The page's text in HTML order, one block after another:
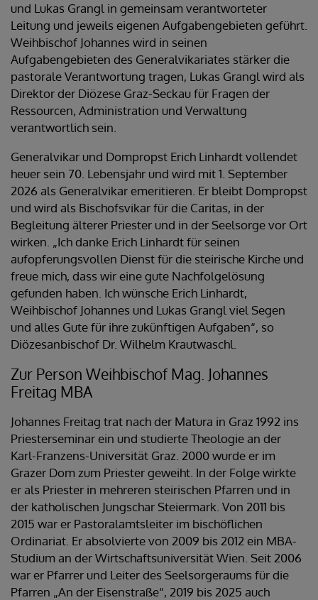
und Lukas Grangl in gemeinsam verantworteter
Leitung und jeweils eigenen Aufgabengebieten geführt.
Weihbischof Johannes wird in seinen
Aufgabengebieten des Generalvikariates stärker die
pastorale Verantwortung tragen, Lukas Grangl wird als
Direktor der Diözese Graz-Seckau für Fragen der
Ressourcen, Administration und Verwaltung
verantwortlich sein.
Generalvikar und Dompropst Erich Linhardt vollendet
heuer sein 70. Lebensjahr und wird mit 1. September
2026 als Generalvikar emeritieren. Er bleibt Dompropst
und wird als Bischofsvikar für die Caritas, in der
Begleitung älterer Priester und in der Seelsorge vor Ort
wirken. „Ich danke Erich Linhardt für seinen
aufopferungsvollen Dienst für die steirische Kirche und
freue mich, dass wir eine gute Nachfolgelösung
gefunden haben. Ich wünsche Erich Linhardt,
Weihbischof Johannes und Lukas Grangl viel Segen
und alles Gute für ihre zukünftigen Aufgaben“, so
Diözesanbischof Dr. Wilhelm Krautwaschl.
Zur Person Weihbischof Mag. Johannes
Freitag MBA
Johannes Freitag trat nach der Matura in Graz 1992 ins
Priesterseminar ein und studierte Theologie an der
Karl-Franzens-Universität Graz. 2000 wurde er im
Grazer Dom zum Priester geweiht. In der Folge wirkte
er als Priester in mehreren steirischen Pfarren und in
der katholischen Jungschar Steiermark. Von 2011 bis
2015 war er Pastoralamtsleiter im bischöflichen
Ordinariat. Er absolvierte von 2009 bis 2012 ein MBA-
Studium an der Wirtschaftsuniversität Wien. Seit 2006
war er Pfarrer und Leiter des Seelsorgeraums für die
Pfarren „An der Eisenstraße“, 2019 bis 2025 auch